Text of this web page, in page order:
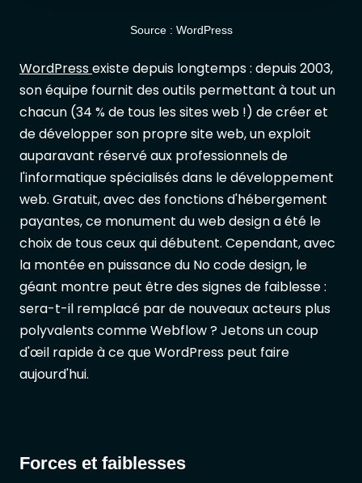
Source : WordPress
WordPressexiste depuis longtemps : depuis 2003,
son équipe fournit des outils permettant à tout un
chacun (34 % de tous les sites web !) de créer et
de développer son propre site web, un exploit
auparavant réservé aux professionnels de
l'informatique spécialisés dans le développement
web. Gratuit, avec des fonctions d'hébergement
payantes, ce monument du web design a été le
choix de tous ceux qui débutent. Cependant, avec
la montée en puissance du No code design, le
géant montre peut être des signes de faiblesse :
sera-t-il remplacé par de nouveaux acteurs plus
polyvalents comme Webflow ? Jetons un coup
d'œil rapide à ce que WordPress peut faire
aujourd'hui.
Forces et faiblesses